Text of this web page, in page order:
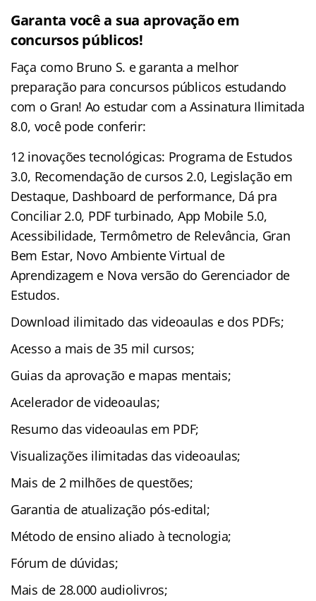
Garanta você a sua aprovação em
concursos públicos!
Faça como Bruno S. e garanta a melhor
preparação para concursos públicos estudando
com o Gran! Ao estudar com a Assinatura Ilimitada
8.0, você pode conferir:
12 inovações tecnológicas: Programa de Estudos
3.0, Recomendação de cursos 2.0, Legislação em
Destaque, Dashboard de performance, Dá pra
Conciliar 2.0, PDF turbinado, App Mobile 5.0,
Acessibilidade, Termômetro de Relevância, Gran
Bem Estar, Novo Ambiente Virtual de
Aprendizagem e Nova versão do Gerenciador de
Estudos.
Download ilimitado das videoaulas e dos PDFs;
Acesso a mais de 35 mil cursos;
Guias da aprovação e mapas mentais;
Acelerador de videoaulas;
Resumo das videoaulas em PDF;
Visualizações ilimitadas das videoaulas;
Mais de 2 milhões de questões;
Garantia de atualização pós-edital;
Método de ensino aliado à tecnologia;
Fórum de dúvidas;
Mais de 28.000 audiolivros;